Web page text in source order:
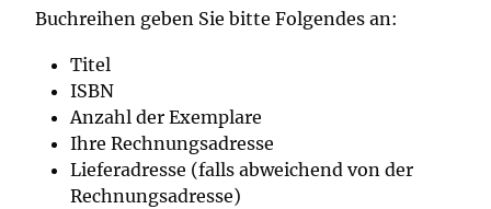
Buchreihen geben Sie bitte Folgendes an:
Titel
ISBN
Anzahl der Exemplare
Ihre Rechnungsadresse
Lieferadresse (falls abweichend von der
Rechnungsadresse)